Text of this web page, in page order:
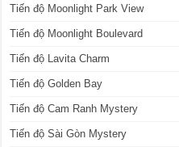
Tiến độ Moonlight Park View
Tiến độ Moonlight Boulevard
Tiến độ Lavita Charm
Tiến độ Golden Bay
Tiến độ Cam Ranh Mystery
Tiến độ Sài Gòn Mystery